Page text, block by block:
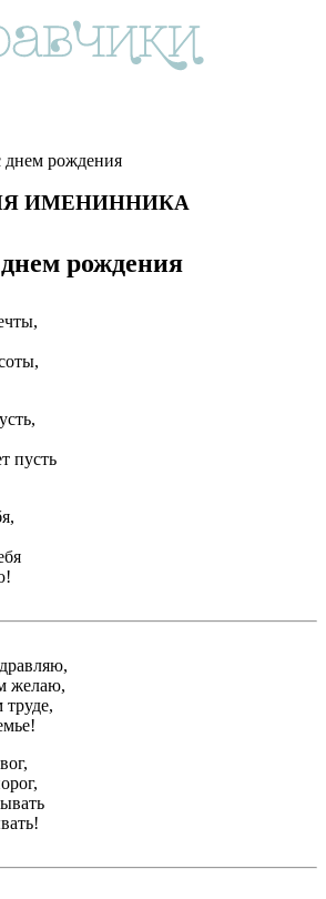
рождения
ИМЕНИННИКА
рождения
пусть
желаю,
труде,